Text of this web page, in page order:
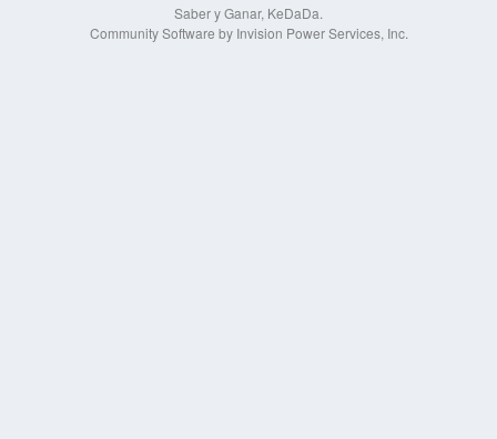
Saber y Ganar, KeDaDa.
Community Software by Invision Power Services, Inc.